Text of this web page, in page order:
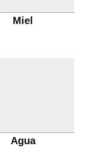
Miel
Agua